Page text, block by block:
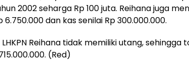
2002 seharga Rp 100 juta. Reihana juga
6.750.000 dan kas senilai Rp 300.000.000.
LHKPN Reihana tidak memiliki utang,
(Red)